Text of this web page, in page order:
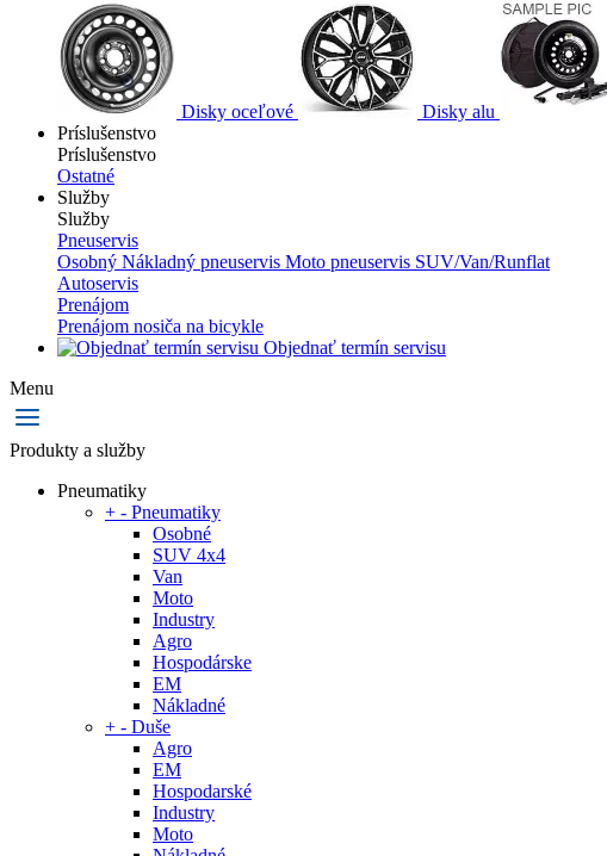
Disky oceľové Disky alu
Príslušenstvo
Príslušenstvo
Ostatné
Služby
Služby
Pneuservis
Osobný Nákladný pneuservis Moto pneuservis SUV/Van/Runflat
Autoservis
Prenájom
Prenájom nosiča na bicykle
Objednať termín servisu
Menu
Produkty a služby
Pneumatiky
+ - Pneumatiky
Osobné
SUV 4x4
Van
Moto
Industry
Agro
Hospodárske
EM
Nákladné
+ - Duše
Agro
EM
Hospodarské
Industry
Moto